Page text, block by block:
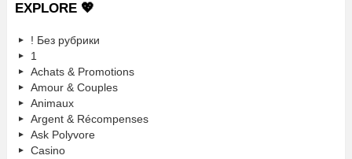
EXPLORE 💖
! Без рубрики
1
Achats & Promotions
Amour & Couples
Animaux
Argent & Récompenses
Ask Polyvore
Casino